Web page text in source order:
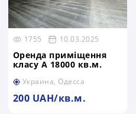
1755 10.03.2025
Оренда приміщення
класу А 18000 кв.м.
Украина, Одесса
200 UAH/кв.м.